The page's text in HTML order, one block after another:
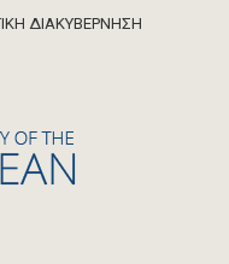
ΔΙΑΚΥΒΕΡΝΗΣΗ